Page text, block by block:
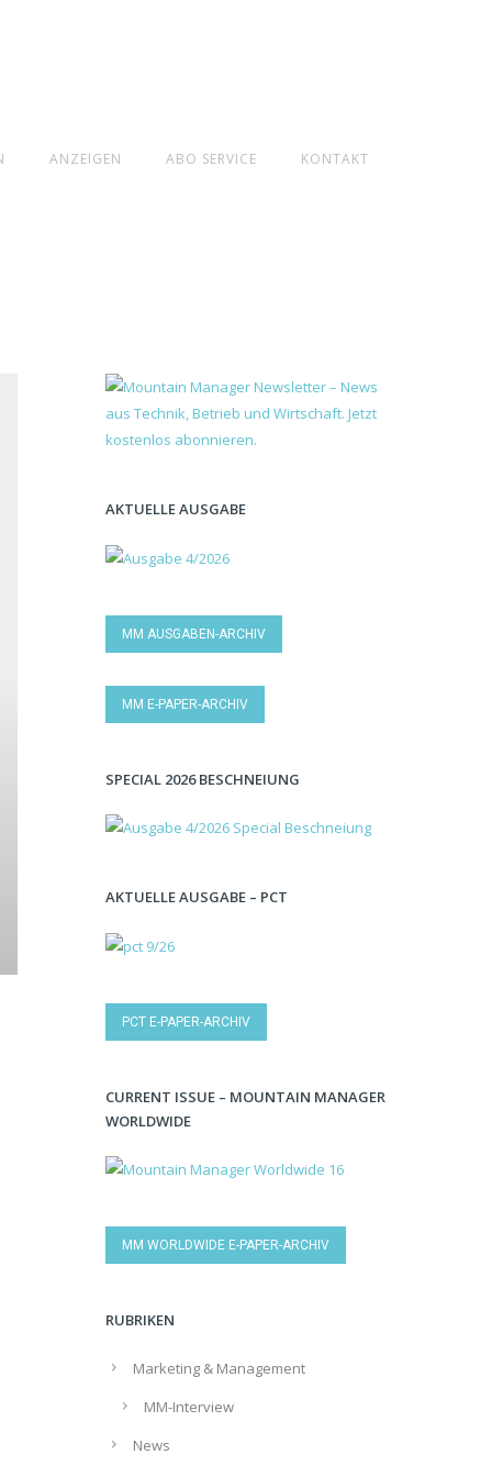
ANZEIGEN ABO SERVICE KONTAKT
AKTUELLE AUSGABE
MM AUSGABEN-ARCHIV
MM E-PAPER-ARCHIV
SPECIAL 2026 BESCHNEIUNG
AKTUELLE AUSGABE – PCT
PCT E-PAPER-ARCHIV
CURRENT ISSUE – MOUNTAIN MANAGER
WORLDWIDE
MM WORLDWIDE E-PAPER-ARCHIV
RUBRIKEN
Marketing & Management
MM-Interview
News